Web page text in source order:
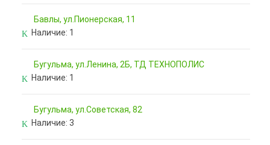
Бавлы, ул.Пионерская, 11
Наличие: 1
Бугульма, ул.Ленина, 2Б, ТД ТЕХНОПОЛИС
Наличие: 1
Бугульма, ул.Советская, 82
Наличие: 3